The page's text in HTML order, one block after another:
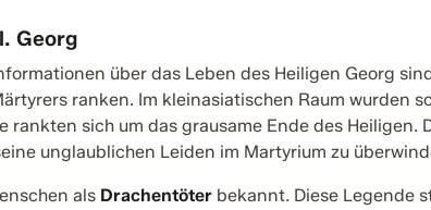
Georg
über das Leben des Heiligen Georg
ranken. Im kleinasiatischen Raum wurden
rankten sich um das grausame Ende des Heiligen.
unglaublichen Leiden im Martyrium zu
als Drachentöterbekannt. Diese Legende